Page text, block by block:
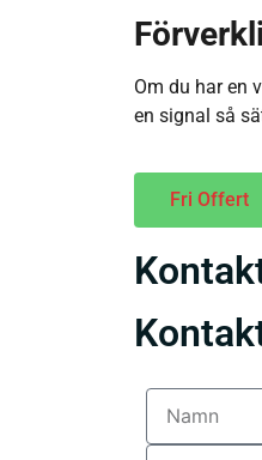
Om du har en
en signal så
Fri Offert